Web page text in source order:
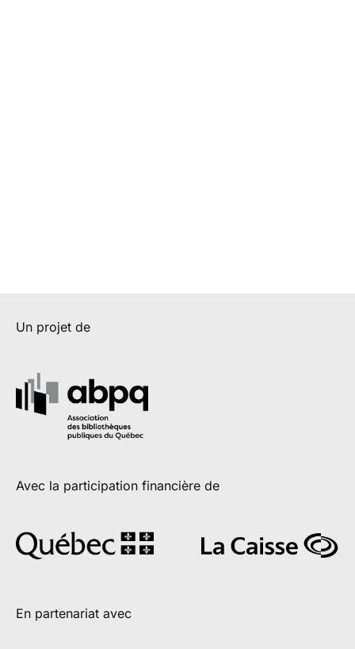
Un projet de
Avec la participation financière de
En partenariat avec